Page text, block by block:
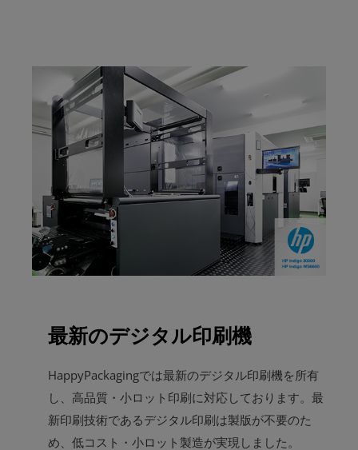
最新のデジタル印刷機
HappyPackagingでは最新のデジタル印刷機を所有
し、高品質・小ロット印刷に対応しております。最
新印刷技術であるデジタル印刷は製版が不要のた
め、低コスト・小ロット製造が実現しました。